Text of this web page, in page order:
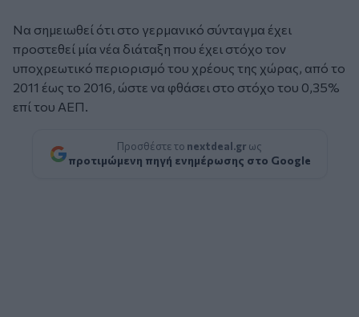
Να σημειωθεί ότι στο γερμανικό σύνταγμα έχει
προστεθεί μία νέα διάταξη που έχει στόχο τον
υποχρεωτικό περιορισμό του χρέους της χώρας, από το
2011 έως το 2016, ώστε να φθάσει στο στόχο του 0,35%
επί του ΑΕΠ.
Προσθέστε το nextdeal.gr ως
προτιμώμενη πηγή ενημέρωσης στο Google